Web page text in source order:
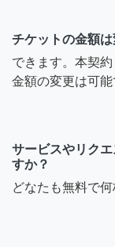
チケットの金額
できます。本契
金額の変更は可能
サービスやリク
すか？
どなたも無料で